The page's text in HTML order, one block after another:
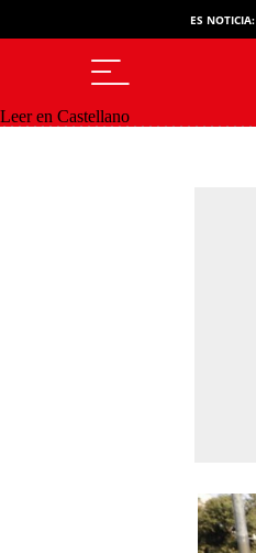
ES NOTICIA:
Leer en Castellano